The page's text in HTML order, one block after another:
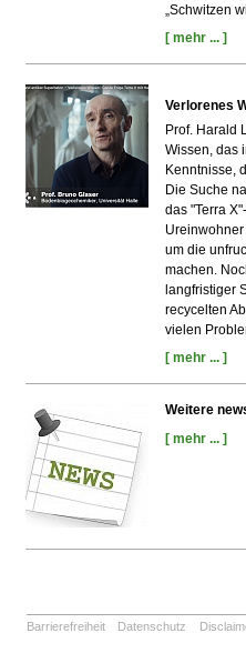
„Schwitzen
[ mehr ... ]
Verlorenes
Prof. Harald
Wissen, das
Kenntnisse,
Die Suche
das "Terra
um die
machen.
langfristiger
recycelten
vielen
[ mehr ... ]
Weitere
[ mehr ... ]
Barrierefreiheit Datenschutz